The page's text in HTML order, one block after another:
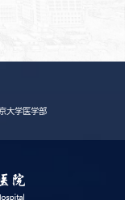
大学医学部